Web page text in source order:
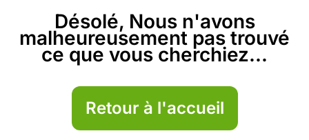
Désolé, Nous n'avons
malheureusement pas trouvé
ce que vous cherchiez...
Retour à l'accueil